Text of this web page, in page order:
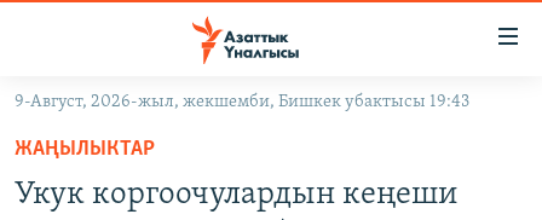
Навигацияга
өтүңүз
Издөөгө
салыңызКЫРГЫЗСТАН
9-Август, 2026-жыл, жекшемби, Бишкек убактысы 19:43
ЖАҢЫЛЫКТАР
Укук коргоочулардын кеңеши